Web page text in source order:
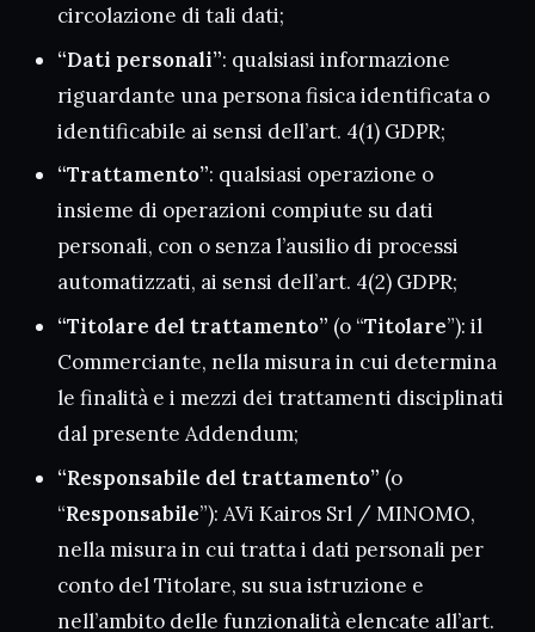
circolazione di tali dati;
“Dati personali”: qualsiasi informazione
riguardante una persona fisica identificata o
identificabile ai sensi dell’art. 4(1) GDPR;
“Trattamento”: qualsiasi operazione o
insieme di operazioni compiute su dati
personali, con o senza l’ausilio di processi
automatizzati, ai sensi dell’art. 4(2) GDPR;
“Titolare del trattamento” (o “Titolare”): il
Commerciante, nella misura in cui determina
le finalità e i mezzi dei trattamenti disciplinati
dal presente Addendum;
“Responsabile del trattamento” (o
“Responsabile”): AVi Kairos Srl / MINOMO,
nella misura in cui tratta i dati personali per
conto del Titolare, su sua istruzione e
nell’ambito delle funzionalità elencate all’art.